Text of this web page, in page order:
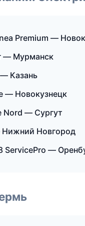
Premium —
— Мурманск
Казань
— Новокузнецк
Nord — Сургут
Нижний Новгород
ServicePro —